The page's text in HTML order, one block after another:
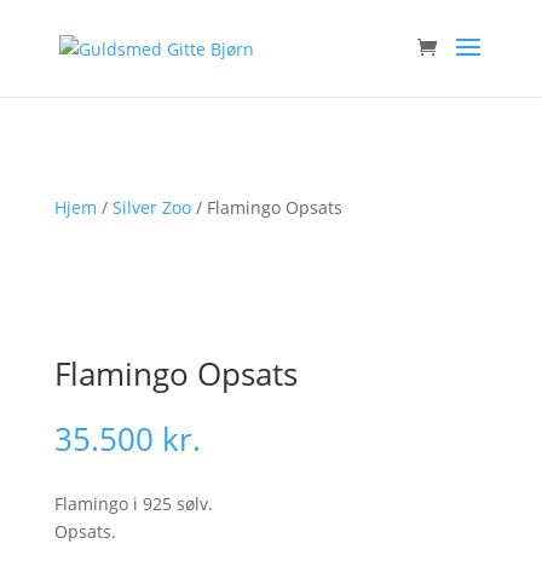
Hjem / Silver Zoo/ Flamingo Opsats
Flamingo Opsats
35.500 kr.
Flamingo i 925 sølv.
Opsats.